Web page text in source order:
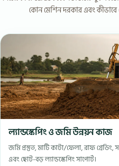
কোন মেশিন দরকার এবং কীভাবে
ল্যান্ডস্কেপিং ও জমি উন্নয়ন কাজ
জমি প্রস্তুত, মাটি কাটা/ফেলা, রাফ গ্রেডিং,
এবং ছোট-বড় ল্যান্ডস্কেপিং সাপোর্ট।